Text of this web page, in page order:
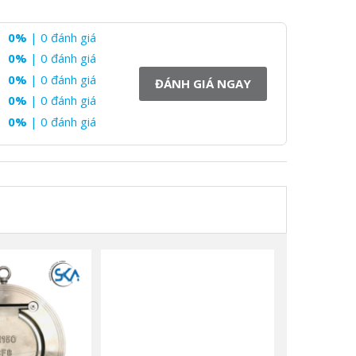
0% | 0 đánh giá
0% | 0 đánh giá
0% | 0 đánh giá
0% | 0 đánh giá
0% | 0 đánh giá
ĐÁNH GIÁ NGAY